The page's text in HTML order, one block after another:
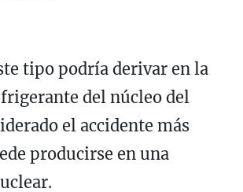
tipo podría derivar en la
del núcleo del
el accidente más
producirse en una